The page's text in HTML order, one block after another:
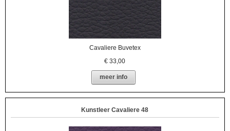
Cavaliere Buvetex
€33,00
meer info
Kunstleer Cavaliere 48